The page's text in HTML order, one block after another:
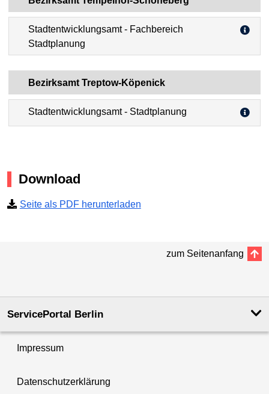
Stadtentwicklungsamt - Fachbereich
Stadtplanung
Bezirksamt Treptow-Köpenick
Stadtentwicklungsamt - Stadtplanung
Download
Seite als PDF herunterladen
zum Seitenanfang
ServicePortal Berlin
Impressum
Datenschutzerklärung